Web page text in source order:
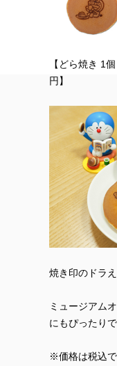
【どら焼き 1
円】
焼き印のドラ
ミュージアム
にもぴったりで
※価格は税込で